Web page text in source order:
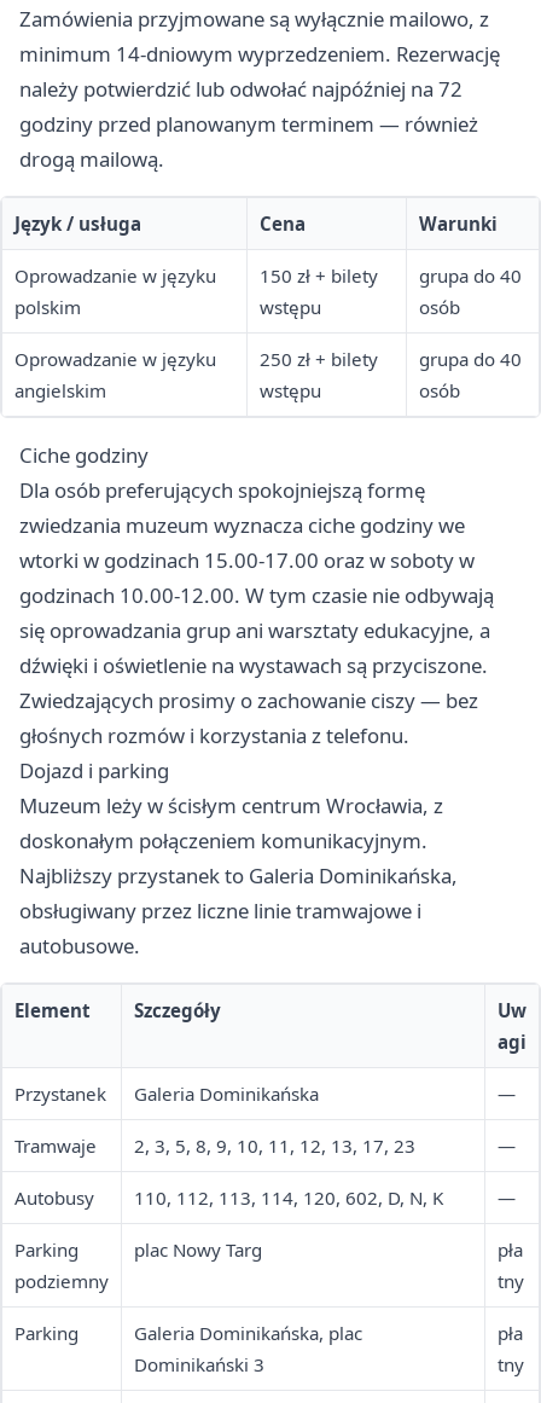
Zamówienia przyjmowane są wyłącznie mailowo, z
minimum 14-dniowym wyprzedzeniem. Rezerwację
należy potwierdzić lub odwołać najpóźniej na 72
godziny przed planowanym terminem — również
drogą mailową.
Język / usługa Cena Warunki
Oprowadzanie w języku
polskim
150 zł + bilety
wstępu
grupa do 40
osób
Oprowadzanie w języku
angielskim
250 zł + bilety
wstępu
grupa do 40
osób
Ciche godziny
Dla osób preferujących spokojniejszą formę
zwiedzania muzeum wyznacza ciche godziny we
wtorki w godzinach 15.00-17.00 oraz w soboty w
godzinach 10.00-12.00. W tym czasie nie odbywają
się oprowadzania grup ani warsztaty edukacyjne, a
dźwięki i oświetlenie na wystawach są przyciszone.
Zwiedzających prosimy o zachowanie ciszy — bez
głośnych rozmów i korzystania z telefonu.
Dojazd i parking
Muzeum leży w ścisłym centrum Wrocławia, z
doskonałym połączeniem komunikacyjnym.
Najbliższy przystanek to Galeria Dominikańska,
obsługiwany przez liczne linie tramwajowe i
autobusowe.
Element Szczegóły
Uw
agi
Przystanek Galeria Dominikańska —
Tramwaje 2, 3, 5, 8, 9, 10, 11, 12, 13, 17, 23 —
Autobusy 110, 112, 113, 114, 120, 602, D, N, K —
Parking
podziemny
plac Nowy Targ
pła
tny
Parking
Galeria Dominikańska, plac
Dominikański 3
pła
tny